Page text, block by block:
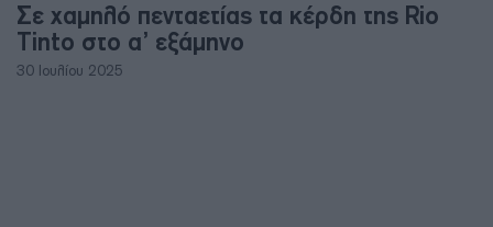
Σε χαμηλό πενταετίας τα κέρδη της Rio
Tinto στο α’ εξάμηνο
30 Ιουλίου 2025